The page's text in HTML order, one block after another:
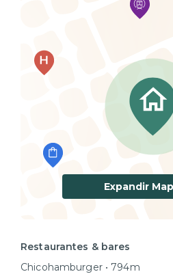
Expandir
Restaurantes & bares
Chicohamburger • 794m